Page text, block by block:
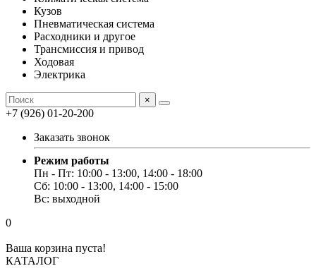
Кузов
Пневматическая система
Расходники и другое
Трансмиссия и привод
Ходовая
Электрика
×
+7 (926) 01-20-200
Заказать звонок
Режим работы
Пн - Пт: 10:00 - 13:00, 14:00 - 18:00
Сб: 10:00 - 13:00, 14:00 - 15:00
Вс: выходной
0
Ваша корзина пуста!
КАТАЛОГ